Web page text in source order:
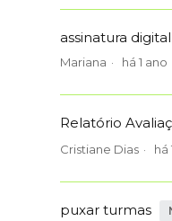
assinatura
Mariana há 1 ano
Relatório
Cristiane Dias há
puxar turmas